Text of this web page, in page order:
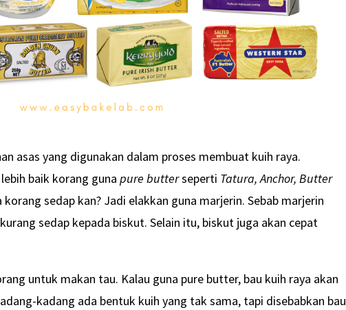
asas yang digunakan dalam proses membuat kuih raya.
baik korang guna pure butterseperti Tatura, Anchor, Butter
sedap kan? Jadi elakkan guna marjerin. Sebab marjerin
sedap kepada biskut. Selain itu, biskut juga akan cepat
untuk makan tau. Kalau guna pure butter, bau kuih raya akan
kadang ada bentuk kuih yang tak sama, tapi disebabkan bau